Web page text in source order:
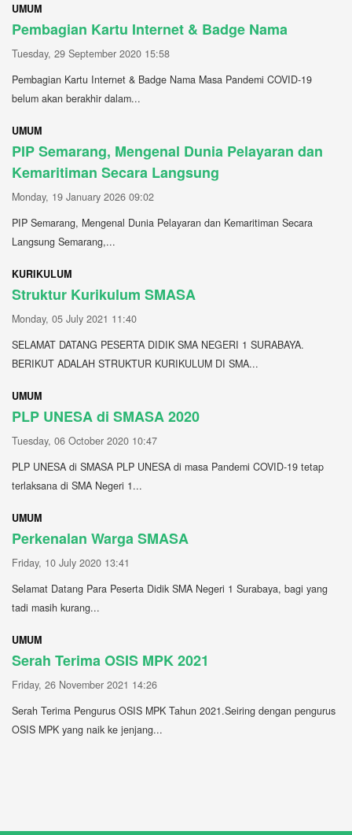
UMUM
Pembagian Kartu Internet & Badge Nama
Tuesday, 29 September 2020 15:58
Pembagian Kartu Internet & Badge Nama Masa Pandemi COVID-19
belum akan berakhir dalam...
UMUM
PIP Semarang, Mengenal Dunia Pelayaran dan
Kemaritiman Secara Langsung
Monday, 19 January 2026 09:02
PIP Semarang, Mengenal Dunia Pelayaran dan Kemaritiman Secara
Langsung Semarang,...
KURIKULUM
Struktur Kurikulum SMASA
Monday, 05 July 2021 11:40
SELAMAT DATANG PESERTA DIDIK SMA NEGERI 1 SURABAYA.
BERIKUT ADALAH STRUKTUR KURIKULUM DI SMA...
UMUM
PLP UNESA di SMASA 2020
Tuesday, 06 October 2020 10:47
PLP UNESA di SMASA PLP UNESA di masa Pandemi COVID-19 tetap
terlaksana di SMA Negeri 1...
UMUM
Perkenalan Warga SMASA
Friday, 10 July 2020 13:41
Selamat Datang Para Peserta Didik SMA Negeri 1 Surabaya, bagi yang
tadi masih kurang...
UMUM
Serah Terima OSIS MPK 2021
Friday, 26 November 2021 14:26
Serah Terima Pengurus OSIS MPK Tahun 2021.Seiring dengan pengurus
OSIS MPK yang naik ke jenjang...